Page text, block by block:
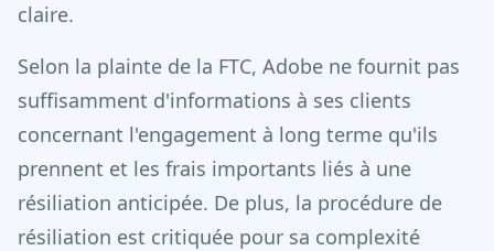
claire.
Selon la plainte de la FTC, Adobe ne fournit pas
suffisamment d'informations à ses clients
concernant l'engagement à long terme qu'ils
prennent et les frais importants liés à une
résiliation anticipée. De plus, la procédure de
résiliation est critiquée pour sa complexité